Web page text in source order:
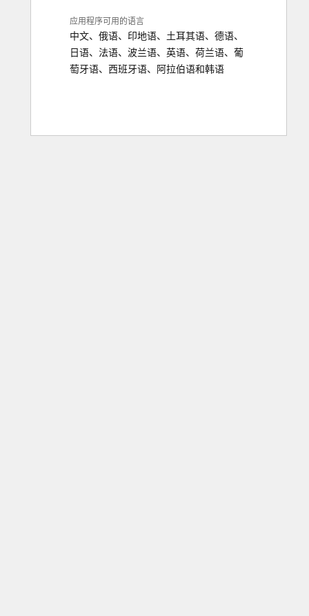
应用程序可用的语言
中文、 俄语、 印地语、 土耳其语、 德语、
日语、 法语、 波兰语、 英语、 荷兰语、 葡
萄牙语、 西班牙语、 阿拉伯语和韩语